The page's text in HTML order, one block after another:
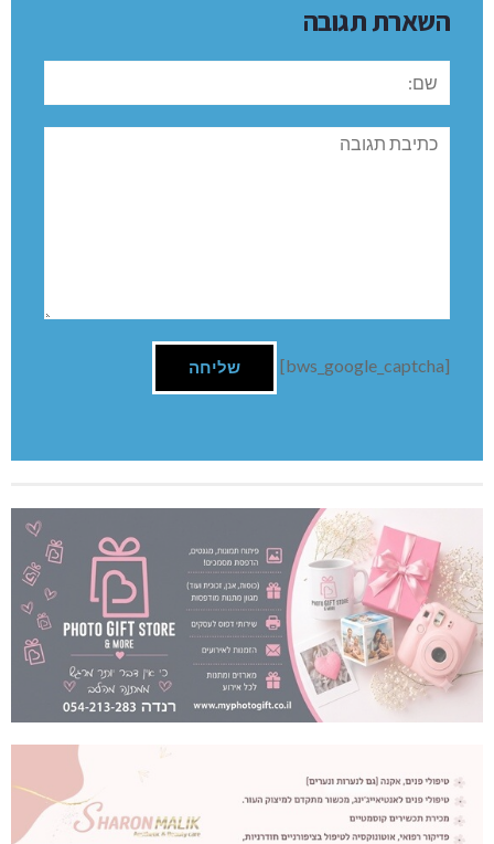
השארת תגובה
שם:
תגובה
[bws_google_captcha]